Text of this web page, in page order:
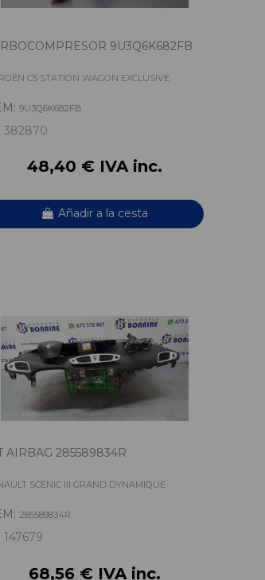
9U3Q6K682FB
C5 STATION WAGON EXCLUSIVE
9U3Q6K682FB
382870
48,40 € IVA inc.
Añadir a la cesta
AIRBAG 285589834R
SCENIC III GRAND DYNAMIQUE
285589834R
147679
68,56 € IVA inc.